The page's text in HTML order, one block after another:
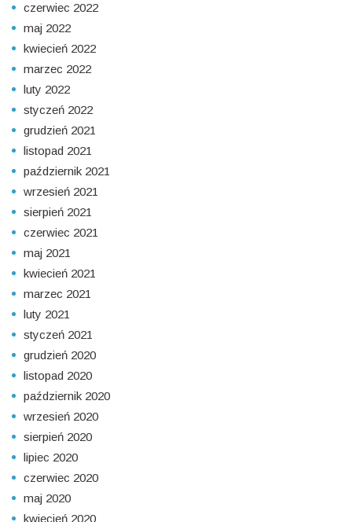
czerwiec 2022
maj 2022
kwiecień 2022
marzec 2022
luty 2022
styczeń 2022
grudzień 2021
listopad 2021
październik 2021
wrzesień 2021
sierpień 2021
czerwiec 2021
maj 2021
kwiecień 2021
marzec 2021
luty 2021
styczeń 2021
grudzień 2020
listopad 2020
październik 2020
wrzesień 2020
sierpień 2020
lipiec 2020
czerwiec 2020
maj 2020
kwiecień 2020